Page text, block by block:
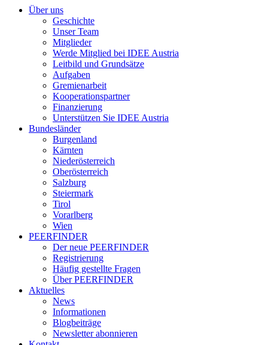
Über uns
Geschichte
Unser Team
Mitglieder
Werde Mitglied bei IDEE Austria
Leitbild und Grundsätze
Aufgaben
Gremienarbeit
Kooperationspartner
Finanzierung
Unterstützen Sie IDEE Austria
Bundesländer
Burgenland
Kärnten
Niederösterreich
Oberösterreich
Salzburg
Steiermark
Tirol
Vorarlberg
Wien
PEERFINDER
Der neue PEERFINDER
Registrierung
Häufig gestellte Fragen
Über PEERFINDER
Aktuelles
News
Informationen
Blogbeiträge
Newsletter abonnieren